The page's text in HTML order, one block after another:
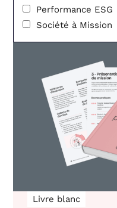
Performance ESG
Société à Mission
Livre blanc